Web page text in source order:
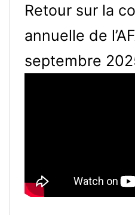
Retour sur la
annuelle de
septembre